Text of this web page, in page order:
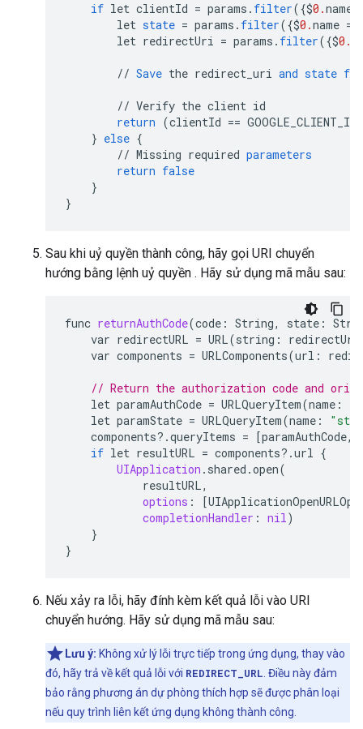
if let clientId = params . filter({$0.name
let state = params . filter({$0.name ==
let redirectUri = params . filter({$0.
// Save the redirect_uri and state for
// Verify the client id
return (clientId == GOOGLE_CLIENT_ID
} else {
// Missing required parameters
return false
}
}
Sau khi uỷ quyền thành công, hãy gọi URI chuyển
hướng bằng lệnh uỷ quyền . Hãy sử dụng mã mẫu sau:
func returnAuthCode(code : String, state :
var redirectURL = URL(string : redirectUri
var components = URLComponents(url :
// Return the authorization code and
let paramAuthCode = URLQueryItem(name :
let paramState = URLQueryItem(name :
components? .queryItems = [paramAuthCode,
if let resultURL = components? .url {
UIApplication . shared .open(
resultURL,
options : [
completionHandler : nil)
}
}
Nếu xảy ra lỗi, hãy đính kèm kết quả lỗi vào URI
chuyển hướng. Hãy sử dụng mã mẫu sau:
Lưu ý: Không xử lý lỗi trực tiếp trong ứng dụng, thay vào
đó, hãy trả về kết quả lỗi với REDIRECT_URL . Điều này đảm
bảo rằng phương án dự phòng thích hợp sẽ được phân loại
nếu quy trình liên kết ứng dụng không thành công.